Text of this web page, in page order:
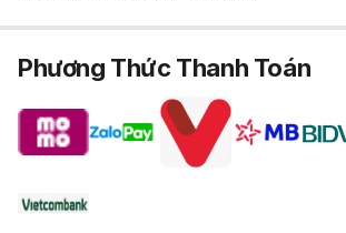
Phương Thức Thanh Toán